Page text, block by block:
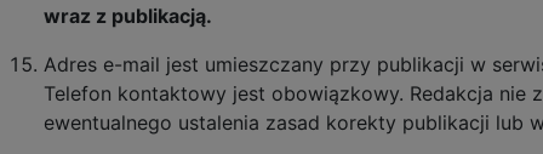
wraz z publikacją.
Adres e-mail jest umieszczany przy publikacji w
Telefon kontaktowy jest obowiązkowy. Redakcja
ewentualnego ustalenia zasad korekty publikacji lub